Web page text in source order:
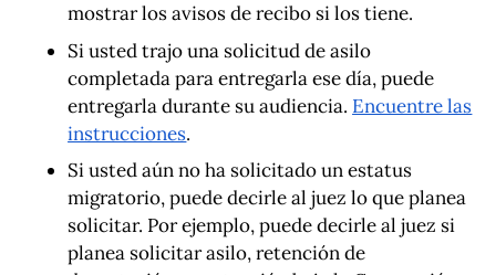
mostrar los avisos de recibo si los tiene.
Si usted trajo una solicitud de asilo
completada para entregarla ese día, puede
entregarla durante su audiencia. Encuentre las
instrucciones.
Si usted aún no ha solicitado un estatus
migratorio, puede decirle al juez lo que planea
solicitar. Por ejemplo, puede decirle al juez si
planea solicitar asilo, retención de